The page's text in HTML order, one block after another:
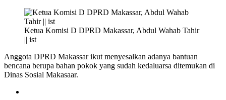
Ketua Komisi D DPRD Makassar, Abdul Wahab Tahir
|| ist
Anggota DPRD Makassar ikut menyesalkan adanya bantuan
bencana berupa bahan pokok yang sudah kedaluarsa ditemukan di
Dinas Sosial Makasaar.